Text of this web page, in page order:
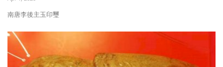
南唐李後主玉印璽